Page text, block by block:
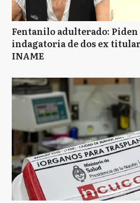
Fentanilo adulterado:
indagatoria de dos ex
INAME